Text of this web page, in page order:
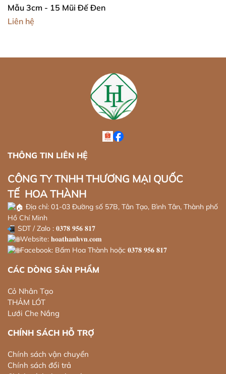
Mẫu 3cm - 15 Mũi Đế Đen
Liên hệ
THÔNG TIN LIÊN HỆ
CÔNG TY TNHH THƯƠNG MẠI QUỐC
TẾ HOA THÀNH
Địa chỉ: 01-03 Đường số 57B, Tân Tạo, Bình Tân, Thành phố
Hồ Chí Minh
SDT / Zalo : 𝟎𝟑𝟕𝟖 𝟗𝟓𝟔 𝟖𝟏𝟕
Website: 𝐡𝐨𝐚𝐭𝐡𝐚𝐧𝐡𝐯𝐧.𝐜𝐨𝐦
Facebook: Bấm Hoa Thành hoặc 𝟎𝟑𝟕𝟖 𝟗𝟓𝟔 𝟖𝟏𝟕
CÁC DÒNG SẢN PHẨM
Cỏ Nhân Tạo
THẢM LÓT
Lưới Che Nắng
CHÍNH SÁCH HỖ TRỢ
Chính sách vận chuyển
Chính sách đổi trả